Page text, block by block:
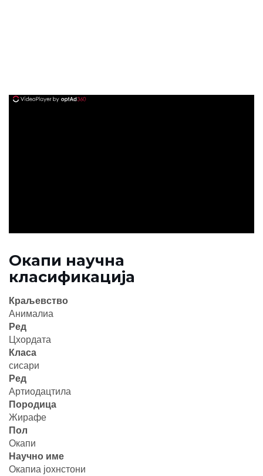
Окапи научна
класификација
Краљевство
Анималиа
Ред
Цхордата
Класа
сисари
Ред
Артиодацтила
Породица
Жирафе
Пол
Окапи
Научно име
Окапиа јохнстони